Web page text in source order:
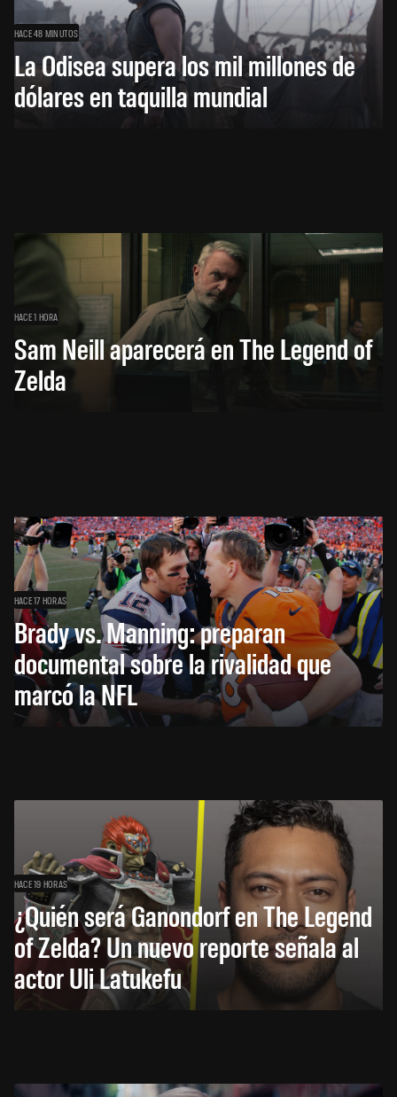
HACE 48 MINUTOS
La Odisea supera los mil millones de
dólares en taquilla mundial
HACE 1 HORA
Sam Neill aparecerá en The Legend of
Zelda
HACE 17 HORAS
Brady vs. Manning: preparan
documental sobre la rivalidad que
marcó la NFL
HACE 19 HORAS
¿Quién será Ganondorf en The Legend
of Zelda? Un nuevo reporte señala al
actor Uli Latukefu